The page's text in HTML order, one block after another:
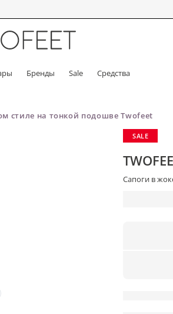
Бренды Sale Средства
стиле на тонкой подошве Twofeet
SALE
Сапоги в